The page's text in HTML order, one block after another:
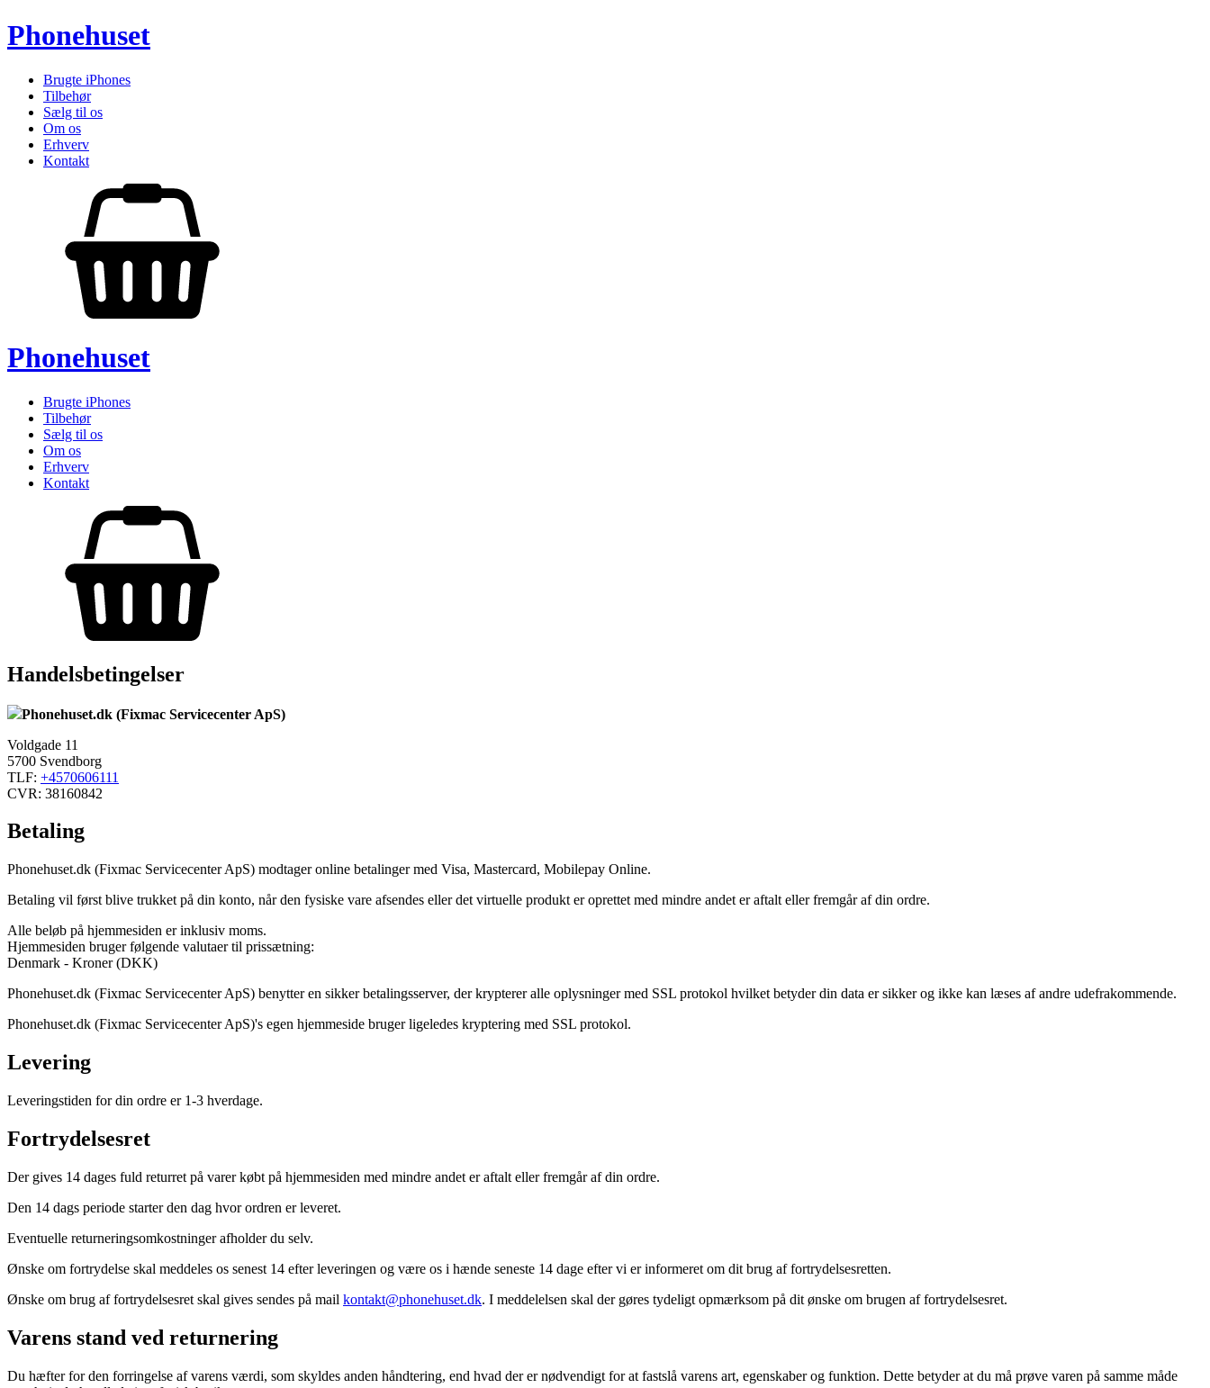
Phonehuset
Brugte iPhones
Tilbehør
Sælg til os
Om os
Erhverv
Kontakt
Phonehuset
Brugte iPhones
Tilbehør
Sælg til os
Om os
Erhverv
Kontakt
Handelsbetingelser
Phonehuset.dk (Fixmac Servicecenter ApS)
Voldgade 11
5700 Svendborg
TLF: +4570606111
CVR: 38160842
Betaling
Phonehuset.dk (Fixmac Servicecenter ApS) modtager online betalinger med Visa, Mastercard, Mobilepay Online.
Betaling vil først blive trukket på din konto, når den fysiske vare afsendes eller det virtuelle produkt er oprettet med mindre andet er aftalt eller fremgår af din ordre.
Alle beløb på hjemmesiden er inklusiv moms.
Hjemmesiden bruger følgende valutaer til prissætning:
Denmark - Kroner (DKK)
Phonehuset.dk (Fixmac Servicecenter ApS) benytter en sikker betalingsserver, der krypterer alle oplysninger med SSL protokol hvilket betyder din data er sikker og ikke kan læses af andre udefrakommende.
Phonehuset.dk (Fixmac Servicecenter ApS)'s egen hjemmeside bruger ligeledes kryptering med SSL protokol.
Levering
Leveringstiden for din ordre er 1-3 hverdage.
Fortrydelsesret
Der gives 14 dages fuld returret på varer købt på hjemmesiden med mindre andet er aftalt eller fremgår af din ordre.
Den 14 dags periode starter den dag hvor ordren er leveret.
Eventuelle returneringsomkostninger afholder du selv.
Ønske om fortrydelse skal meddeles os senest 14 efter leveringen og være os i hænde seneste 14 dage efter vi er informeret om dit brug af fortrydelsesretten.
Ønske om brug af fortrydelsesret skal gives sendes på mail kontakt@phonehuset.dk. I meddelelsen skal der gøres tydeligt opmærksom på dit ønske om brugen af fortrydelsesret.
Varens stand ved returnering
Du hæfter for den forringelse af varens værdi, som skyldes anden håndtering, end hvad der er nødvendigt for at fastslå varens art, egenskaber og funktion. Dette betyder at du må prøve varen på samme måde